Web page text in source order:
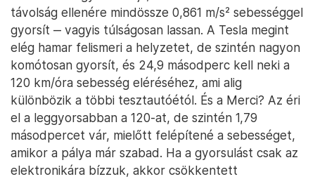
távolság ellenére mindössze 0,861 m/s² sebességgel
gyorsít ‒ vagyis túlságosan lassan. A Tesla megint
elég hamar felismeri a helyzetet, de szintén nagyon
komótosan gyorsít, és 24,9 másodperc kell neki a
120 km/óra sebesség eléréséhez, ami alig
különbözik a többi tesztautóétól. És a Merci? Az éri
el a leggyorsabban a 120-at, de szintén 1,79
másodpercet vár, mielőtt felépítené a sebességet,
amikor a pálya már szabad. Ha a gyorsulást csak az
elektronikára bízzuk, akkor csökkentett